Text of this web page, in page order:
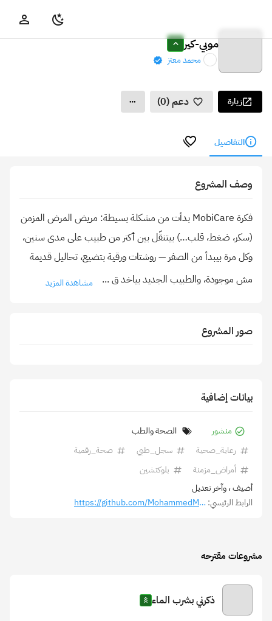
موبي-كير
محمد معتز
زيارة دعم (0)
التفاصيل
وصف المشروع
فكرة MobiCare بدأت من مشكلة بسيطة: مريض المرض المزمن
(سكر، ضغط، قلب…) بيتنقّل بين أكتر من طبيب على مدى سنين،
وكل مرة بيبدأ من الصفر — روشتات ورقية بتضيع، تحاليل قديمة
مش موجودة، والطبيب الجديد بياخد ق ... مشاهدة المزيد
صور المشروع
بيانات إضافية
منشور
الصحة والطب
رعاية_صحية
سجل_طبي
صحة_رقمية
أمراض_مزمنة
بلوكتشين
أضيف، وآخر تعديل
الرابط الرئيسي: https://github.com/MohammedMoataz/MobiCare
مشروعات مقترحه
ذكرني بشرب الماء